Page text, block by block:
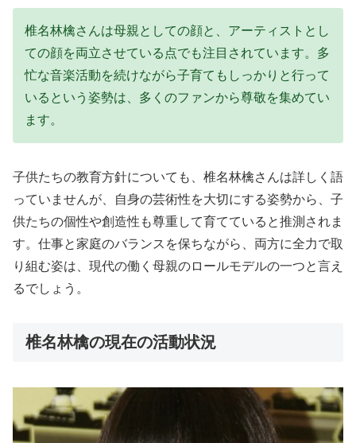
椎名林檎さんは母親としての顔と、アーティストとし
ての顔を両立させている点でも注目されています。多
忙な音楽活動を続けながら子育てもしっかりと行って
いるという姿勢は、多くのファンから尊敬を集めてい
ます。
子供たちの教育方針についても、椎名林檎さんは詳しく語
っていませんが、自身の芸術性を大切にする姿勢から、子
供たちの個性や創造性も尊重して育てていると推測されま
す。仕事と家庭のバランスを保ちながら、両方に全力で取
り組む姿は、現代の働く母親のロールモデルの一つと言え
るでしょう。
椎名林檎の現在の活動状況